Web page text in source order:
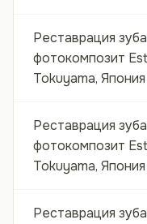
Реставрация
фотокомпозит
Tokuyama, Япония
Реставрация
фотокомпозит
Tokuyama, Япония
Реставрация